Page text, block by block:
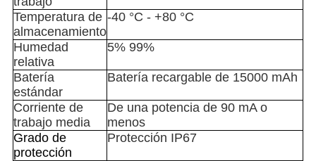
Temperatura de
almacenamiento
-40 °C - +80 °C
Humedad
relativa
5% 99%
Batería
estándar
Batería recargable de 15000 mAh
Corriente de
trabajo media
De una potencia de 90 mA o
menos
Grado de
protección
Protección IP67